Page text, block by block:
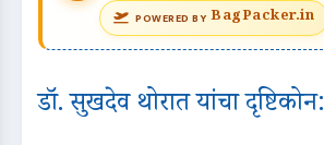
POWERED BY BagPacker.in
डॉ. सुखदेव थोरात यांचा दृष्टिकोन: